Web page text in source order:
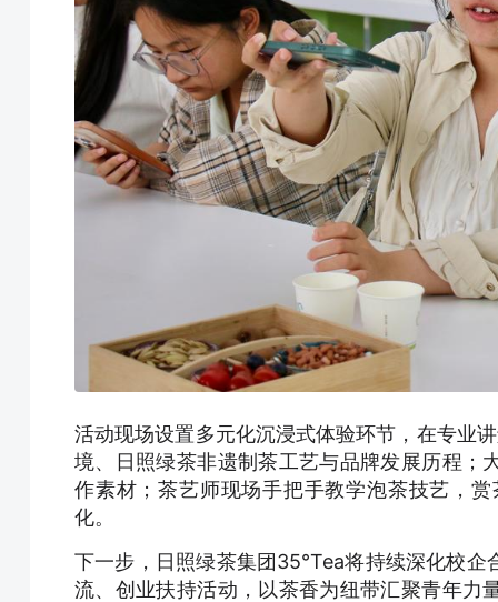
活动现场设置多元化沉浸式体验环节，在专业
境、日照绿茶非遗制茶工艺与品牌发展历程；
作素材；茶艺师现场手把手教学泡茶技艺，
化。
下一步，日照绿茶集团35°Tea将持续深化校
流、创业扶持活动，以茶香为纽带汇聚青年力